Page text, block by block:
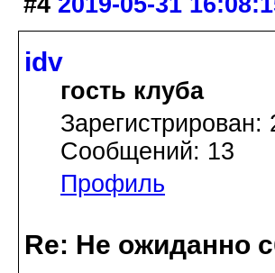
idv
гость клуба
Зарегистрирован:
Сообщений: 13
Профиль
Re: Не ожиданно